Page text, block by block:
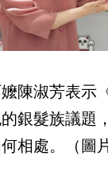
陳淑芳表示
銀髮族議題
相處。（圖